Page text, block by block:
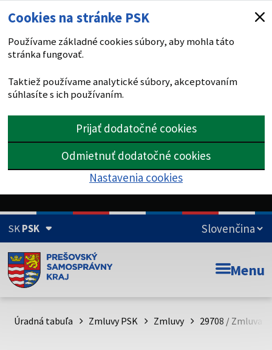
Cookies na stránke PSK
Používame základné cookies súbory, aby mohla táto
stránka fungovať.
Taktiež používame analytické súbory, akceptovaním
súhlasíte s ich používaním.
Prijať dodatočné cookies
Odmietnuť dodatočné cookies
Nastavenia cookies
SKPSK
Doména psk.sk je oficiálna
Toto je oficiálna webová stránka Prešovského
psk.sk.
Menu
Úradná tabuľa Zmluvy PSK Zmluvy 29708 / Zmluva